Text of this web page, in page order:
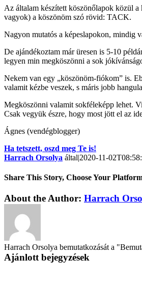
Az általam készített köszönőlapok közül
vagyok) a köszönöm szó rövid: TACK.
Nagyon mutatós a képeslapokon, mindig
De ajándékoztam már üresen is 5-10
legyen min megköszönni a sok
Nekem van egy „köszönöm-fiókom” is.
valamit kézbe veszek, s máris jobb
Megköszönni valamit sokféleképp lehet.
Csak vegyük észre, hogy most jött el az
Ágnes (vendégblogger)
Ha tetszett, oszd meg Te is!
Harrach Orsolya által|2020-11-
Share This Story, Choose Your
About the Author: Harrach
Harrach Orsolya bemutatkozását a
Ajánlott bejegyzések